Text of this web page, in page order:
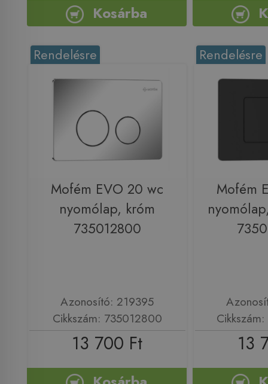
Kosárba
Rendelésre
Mofém EVO 20 wc
nyomólap, króm
735012800
Azonosító: 219395
Cikkszám: 735012800
13 700 Ft
Rendelésre
Mofém
13